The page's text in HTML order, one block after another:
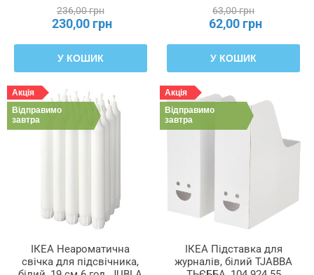
236,00 грн
230,00 грн
У КОШИК
63,00 грн
62,00 грн
У КОШИК
Акція
Відправимо
завтра
ІКЕА Неароматична
свічка для підсвічника,
Акція
Відправимо
завтра
ІКЕА Підставка для
журналів, білий TJABBA